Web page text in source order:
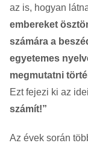
az is, hogyan
embereket
számára a
egyetemes
megmutatni
Ezt fejezi ki az
számít!”
Az évek során